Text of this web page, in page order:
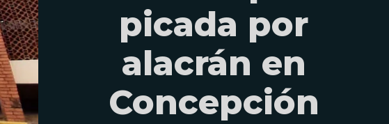
picada por
alacrán en
Concepción